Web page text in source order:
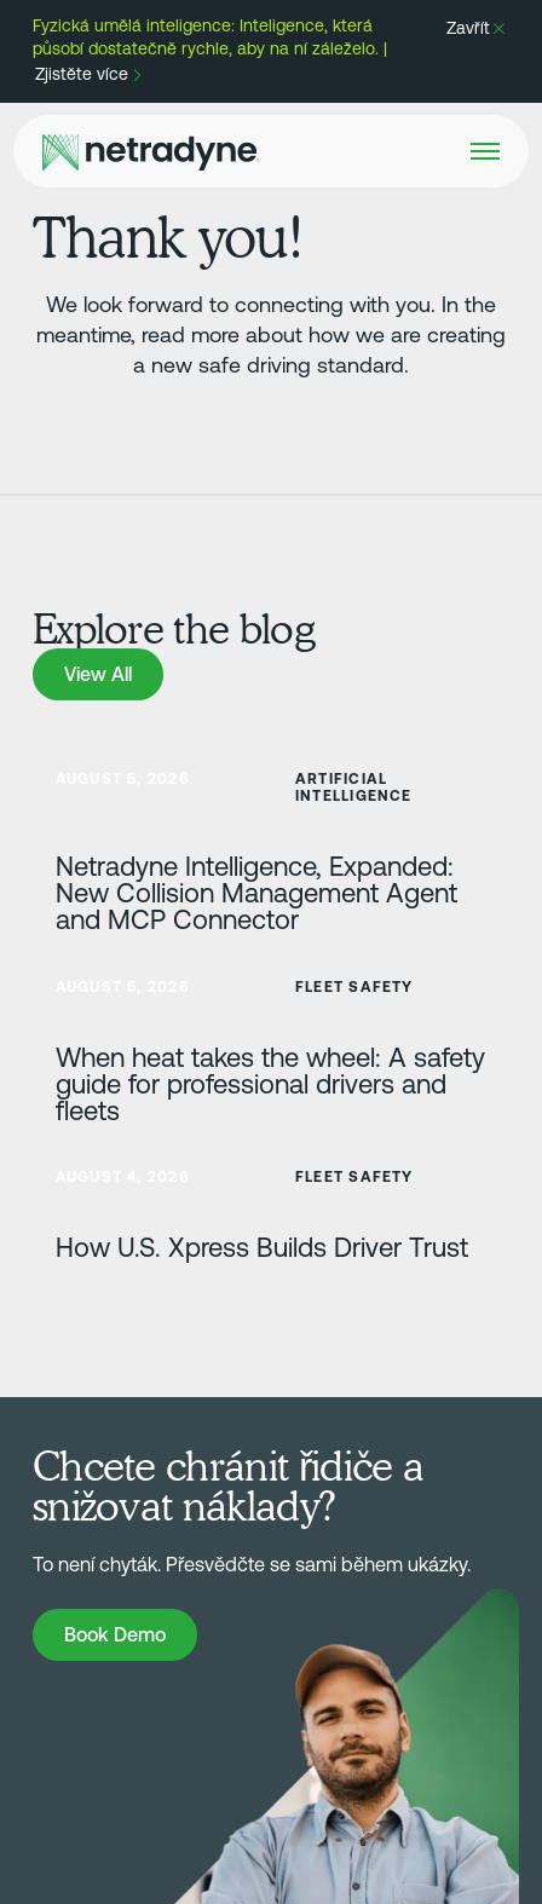
Fyzická umělá inteligence: Inteligence, která
působí dostatečně rychle, aby na ní záleželo. |
Zjistěte více
Zavřít
Thank you!
We look forward to connecting with you. In the
meantime, read more about how we are creating
a new safe driving standard.
Explore the blog
View All
View All
ARTIFICIAL
INTELLIGENCE
Netradyne Intelligence, Expanded:
New Collision Management Agent
and MCP Connector
FLEET SAFETY
When heat takes the wheel: A safety
guide for professional drivers and
fleets
FLEET SAFETY
How U.S. Xpress Builds Driver Trust
Chcete chránit řidiče a
snižovat náklady?
To není chyták. Přesvědčte se sami během ukázky.
Book Demo
Book Demo